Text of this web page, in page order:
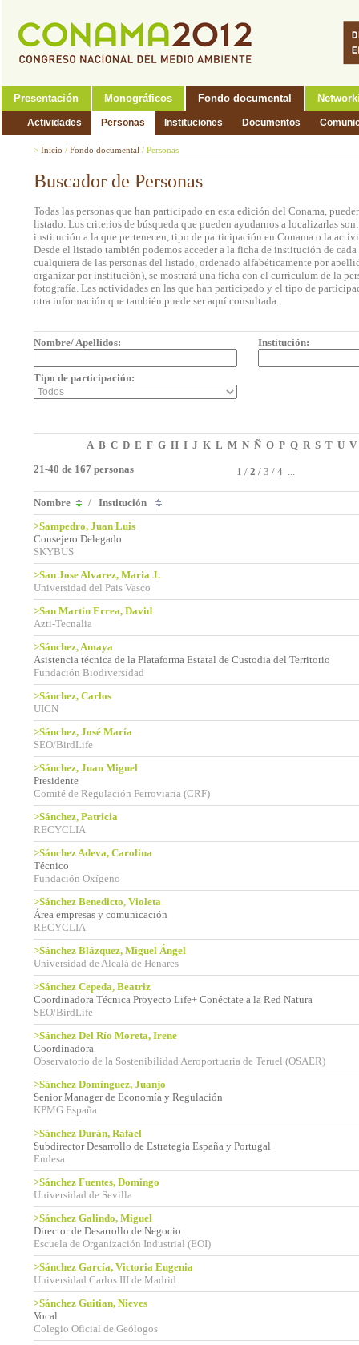
Presentación Monográficos Fondo documental
Actividades Personas Instituciones Documentos
> Inicio / Fondo documental / Personas
Buscador de Personas
Todas las personas que han participado en esta edición del Conama,
listado. Los criterios de búsqueda que pueden ayudarnos a localizarlas
institución a la que pertenecen, tipo de participación en Conama o la
Desde el listado también podemos acceder a la ficha de institución de
cualquiera de las personas del listado, ordenado alfabéticamente por
organizar por institución), se mostrará una ficha con el currículum de la
fotografía. Las actividades en las que han participado y el tipo de
otra información que también puede ser aquí consultada.
Nombre/ Apellidos: Institución:
Tipo de participación:
A B C D E F G H I J K L M N Ñ O P Q R S T U V
21-40 de 167 personas
1 / 2 / 3 / 4 ...
Nombre / Institución
>Sampedro, Juan Luis
Consejero Delegado
SKYBUS
>San Jose Alvarez, Maria J.
Universidad del Pais Vasco
>San Martin Errea, David
Azti-Tecnalia
>Sánchez, Amaya
Asistencia técnica de la Plataforma Estatal de Custodia del Territorio
Fundación Biodiversidad
>Sánchez, Carlos
UICN
>Sánchez, José María
SEO/BirdLife
>Sánchez, Juan Miguel
Presidente
Comité de Regulación Ferroviaria (CRF)
>Sánchez, Patricia
RECYCLIA
>Sánchez Adeva, Carolina
Técnico
Fundación Oxígeno
>Sánchez Benedicto, Violeta
Área empresas y comunicación
RECYCLIA
>Sánchez Blázquez, Miguel Ángel
Universidad de Alcalá de Henares
>Sánchez Cepeda, Beatriz
Coordinadora Técnica Proyecto Life+ Conéctate a la Red Natura
SEO/BirdLife
>Sánchez Del Río Moreta, Irene
Coordinadora
Observatorio de la Sostenibilidad Aeroportuaria de Teruel (OSAER)
>Sánchez Domínguez, Juanjo
Senior Manager de Economía y Regulación
KPMG España
>Sánchez Durán, Rafael
Subdirector Desarrollo de Estrategia España y Portugal
Endesa
>Sánchez Fuentes, Domingo
Universidad de Sevilla
>Sánchez Galindo, Miguel
Director de Desarrollo de Negocio
Escuela de Organización Industrial (EOI)
>Sánchez García, Victoria Eugenia
Universidad Carlos III de Madrid
>Sánchez Guitian, Nieves
Vocal
Colegio Oficial de Geólogos